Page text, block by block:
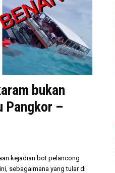
bukan
Pangkor –
kejadian bot pelancong
sebagaimana yang tular di